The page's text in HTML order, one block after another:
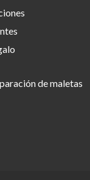
de maletas